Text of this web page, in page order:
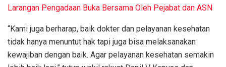
Larangan Pengadaan Buka Bersama Oleh Pejabat dan ASN
“Kami juga berharap, baik dokter dan pelayanan kesehatan
tidak hanya menuntut hak tapi juga bisa melaksanakan
kewajiban dengan baik. Agar pelayanan kesehatan semakin